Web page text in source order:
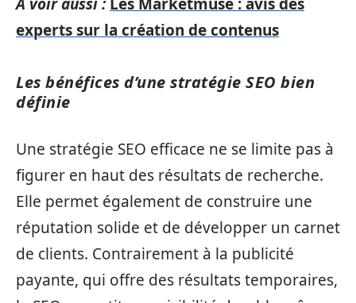
experts sur la création de contenus
Les bénéfices d’une stratégie SEO bien
définie
Une stratégie SEO efficace ne se limite pas à
figurer en haut des résultats de recherche.
Elle permet également de construire une
réputation solide et de développer un carnet
de clients. Contrairement à la publicité
payante, qui offre des résultats temporaires,